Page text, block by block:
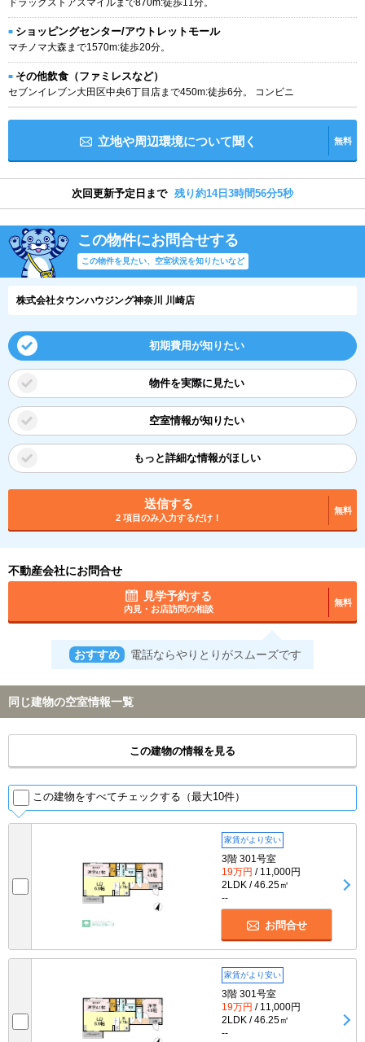
ドラッグストアスマイルまで870m:徒歩11分。
ショッピングセンター/アウトレットモール
マチノマ大森まで1570m:徒歩20分。
その他飲食（ファミレスなど）
セブンイレブン大田区中央6丁目店まで450m:徒歩6分。 コンビニ
立地や周辺環境について聞く 無料
次回更新予定日まで 残り約14日3時間56分4秒
この物件にお問合せする
この物件を見たい、空室状況を知りたいなど
株式会社タウンハウジング神奈川 川崎店
初期費用が知りたい
物件を実際に見たい
空室情報が知りたい
もっと詳細な情報がほしい
送信する
2 項目のみ入力するだけ！
無料
不動産会社にお問合せ
見学予約する
内見・お店訪問の相談
無料
おすすめ 電話ならやりとりがスムーズです
同じ建物の空室情報一覧
この建物の情報を見る
この建物をすべてチェックする（最大10件）
家賃がより安い
3階 301号室
19万円 / 11,000円
2LDK / 46.25㎡
--
お問合せ
家賃がより安い
3階 301号室
19万円 / 11,000円
2LDK / 46.25㎡
--